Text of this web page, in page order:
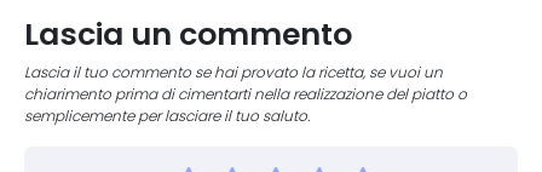
Lascia un commento
Lascia il tuo commento se hai provato la ricetta, se vuoi un
chiarimento prima di cimentarti nella realizzazione del piatto o
semplicemente per lasciare il tuo saluto.